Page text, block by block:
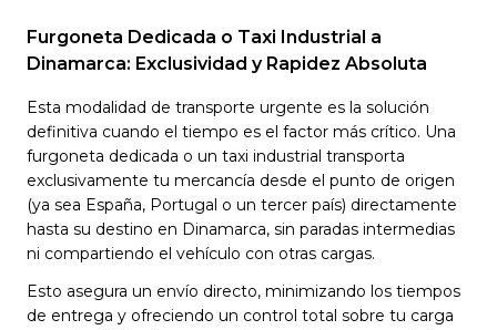
Furgoneta Dedicada o Taxi Industrial a
Dinamarca: Exclusividad y Rapidez Absoluta
Esta modalidad de transporte urgente es la solución
definitiva cuando el tiempo es el factor más crítico. Una
furgoneta dedicada o un taxi industrial transporta
exclusivamente tu mercancía desde el punto de origen
(ya sea España, Portugal o un tercer país) directamente
hasta su destino en Dinamarca, sin paradas intermedias
ni compartiendo el vehículo con otras cargas.
Esto asegura un envío directo, minimizando los tiempos
de entrega y ofreciendo un control total sobre tu carga